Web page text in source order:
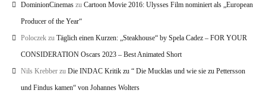
DominionCinemas zu Cartoon Movie 2016: Ulysses Film nominiert als „European
Producer of the Year“
Poloczek zu Täglich einen Kurzen: „Steakhouse“ by Spela Cadez – FOR YOUR
CONSIDERATION Oscars 2023 – Best Animated Short
Nils Krebber zu Die INDAC Kritik zu “ Die Mucklas und wie sie zu Pettersson
und Findus kamen“ von Johannes Wolters